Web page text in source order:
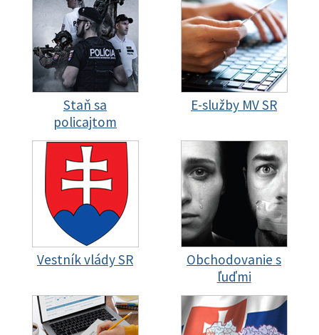
Staň sa
policajtom
E-služby MV SR
Vestník vlády SR
Obchodovanie s
ľuďmi